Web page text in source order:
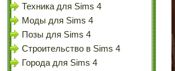
Техника для Sims 4
Моды для Sims 4
Позы для Sims 4
Строительство в Sims 4
Города для Sims 4